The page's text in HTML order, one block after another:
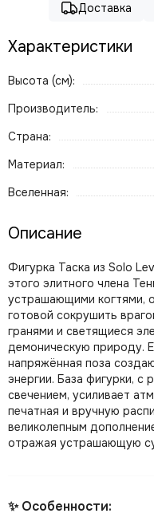
Доставка
Характеристики
Высота (см):
Производитель:
Страна:
Материал:
Вселенная:
Описание
Фигурка Таска из Solo
этого элитного члена
устрашающими когтями,
готовой сокрушить
гранями и светящиеся
демоническую природу.
напряжённая поза
энергии. База фигурки, с
свечением, усиливает
печатная и вручную
великолепным
отражая устрашающую
✨ Особенности: